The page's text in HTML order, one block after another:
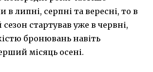
в липні, серпні та вересні, то в
стартував уже в червні,
бронювань навіть
місяць осені.